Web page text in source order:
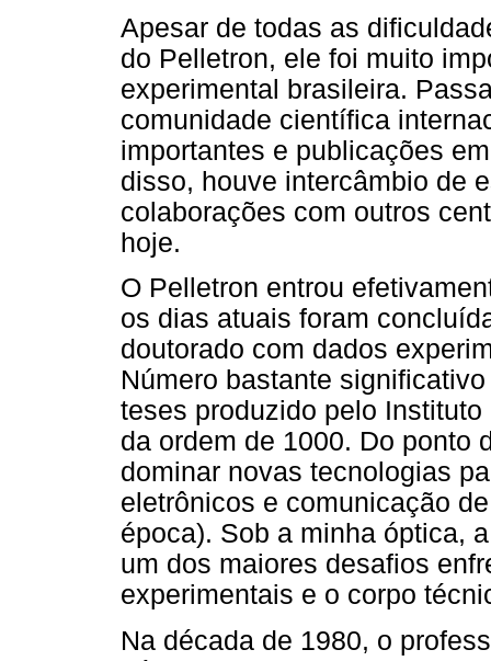
Apesar de todas as
do Pelletron, ele foi muito
experimental brasileira.
comunidade científica
importantes e publicações
disso, houve intercâmbio de
colaborações com outros
hoje.
O Pelletron entrou
os dias atuais foram
doutorado com dados
Número bastante
teses produzido pelo
da ordem de 1000. Do ponto
dominar novas tecnologias
eletrônicos e comunicação
época). Sob a minha óptica,
um dos maiores desafios
experimentais e o corpo
Na década de 1980, o